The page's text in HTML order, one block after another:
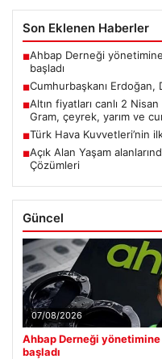
Son Eklenen Haberler
■Ahbap Derneği
başladı
■Cumhurbaşkanı
■Altın fiyatları canlı 2
Gram, çeyrek, yarım ve
■Türk Hava Kuvvetleri’nin
■Açık Alan Yaşam
Çözümleri
Güncel
07/08/2026
Ahbap Derneği
başladı